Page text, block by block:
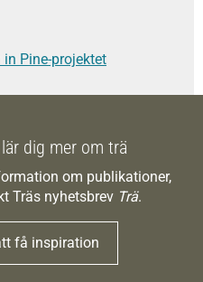
Pine-projektet
dig mer om trä
om publikationer,
Träs nyhetsbrev Trä.
få inspiration